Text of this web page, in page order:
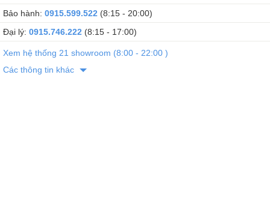
Bảo hành: 0915.599.522 (8:15 - 20:00)
Đại lý: 0915.746.222 (8:15 - 17:00)
Xem hệ thống 21 showroom (8:00 - 22:00 )
Các thông tin khác